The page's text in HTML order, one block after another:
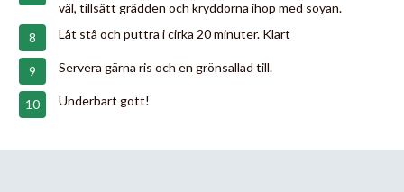
väl, tillsätt grädden och kryddorna ihop med soyan.
Låt stå och puttra i cirka 20 minuter. Klart
Servera gärna ris och en grönsallad till.
Underbart gott!